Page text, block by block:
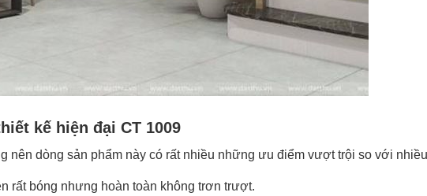
kế hiện đại CT 1009
nên dòng sản phẩm này có rất nhiều những ưu điểm vượt trội so với
rất bóng nhưng hoàn toàn không trơn trượt.